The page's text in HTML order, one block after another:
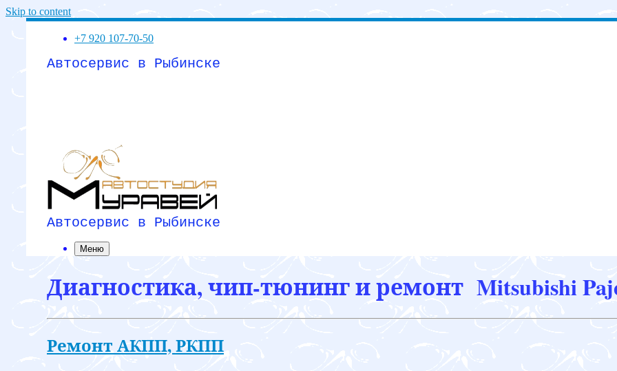
Skip to content
+7 920 107-70-50
Автосервис в Рыбинске
Автосервис в Рыбинске
Меню
Диагностика, чип-тюнинг и ремонт Mitsubishi
Ремонт АКПП, РКПП